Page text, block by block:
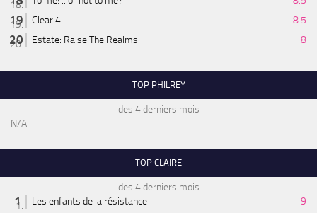
Clear 4
8.5
Estate: Raise The Realms
8
TOP PHILREY
des 4 derniers mois
N/A
TOP CLAIRE
des 4 derniers mois
Les enfants de la résistance
9